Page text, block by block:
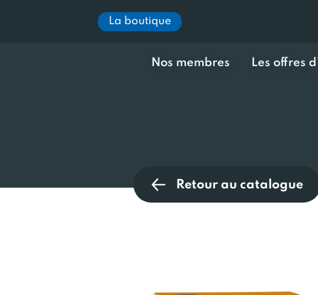
La boutique
Nos membres Les offres
Retour au catalogue